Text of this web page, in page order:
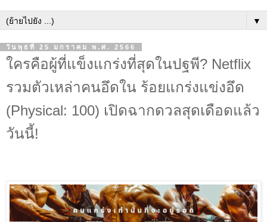
▼
วันพุธที่ 25 มกราคม พ.ศ. 2566
ใครคือผู้ที่แข็งแกร่งที่สุดในปฐพี? Netflix
รวมตัวเหล่าคนอึดใน ร้อยแกร่งแข่งอึด
(Physical: 100) เปิดฉากดวลสุดเดือดแล้ว
วันนี้!